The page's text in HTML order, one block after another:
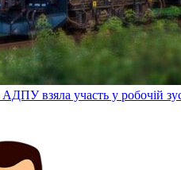
АДПУ взяла участь у робочій